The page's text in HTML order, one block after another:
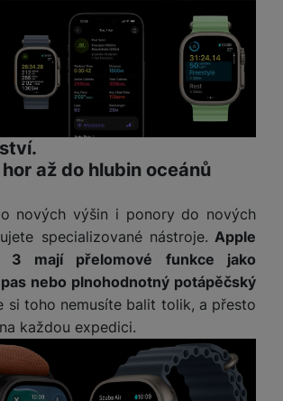
až do hlubin oceánů
nových výšin i ponory do nových
specializované nástroje. Apple
3 mají přelomové funkce jako
nebo plnohodnotný potápěčský
si toho nemusíte balit tolik, a přesto
každou expedici.